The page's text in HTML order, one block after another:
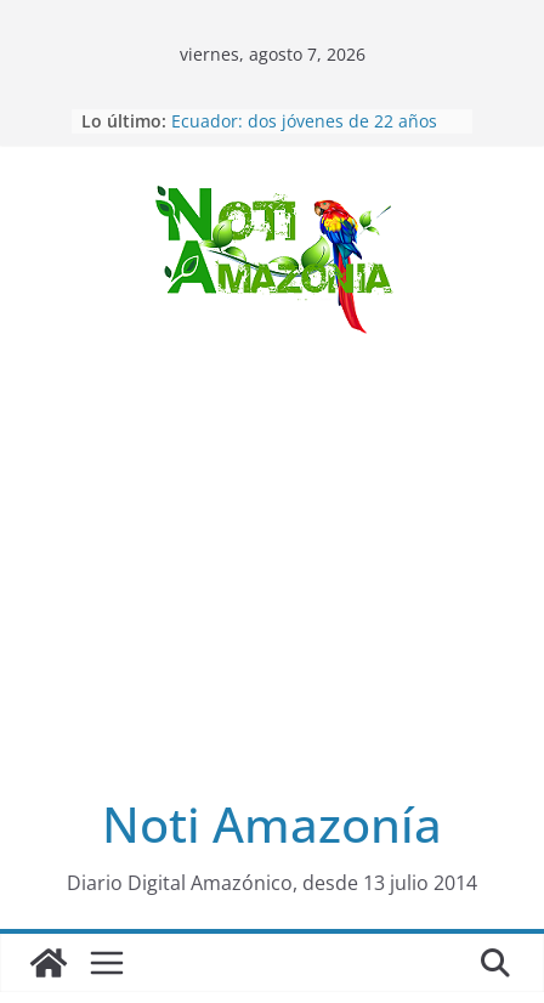
Saltar
al
viernes, agosto 7, 2026
Lo último: Ecuador: dos jóvenes de 22 años
Sentencian a 34 años de prisión a
implicados en caso de Alison,
oriunda de Tena
Vozinha, el arquero sensación de
cabo Verde, ya llegó para
incorporarse a Colo Colo de Chile
Pastaza: la parroquia Diez de
Noti Amazonía
Diario Digital Amazónico, desde 13 julio 2014